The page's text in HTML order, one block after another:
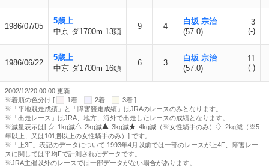
1986/07/05
5歳上
中京 ダ1700m 13頭
9 4
白坂 宗治
(57.0)
3
(-)
1986/06/22
5歳上
中京 ダ1700m 16頭
6 3
白坂 宗治
(57.0)
11
(-)
2002/12/20 00:00 更新
※着順の色分け [
:1着 :2着
:3着 ]
※「平地競走成績」と「障害競走成績」はJRAのレースのみとなります。
※「出走レース」はJRA、地方、海外で出走したレースの成績となります。
※減量表示は[
:1kg減 :2kg減 :3kg減 :4kg減（※女性騎手のみ）
:2kg減（※5
年以上、又は101勝以上の女性騎手のみ）] です。
※「上3F」表記のデータについて 1993年4月以前では一部のレースが上4F、障害レー
スに関しては平均Fで計測されたデータです。
※JRA主催以外のレースでは一部データがない場合があります。